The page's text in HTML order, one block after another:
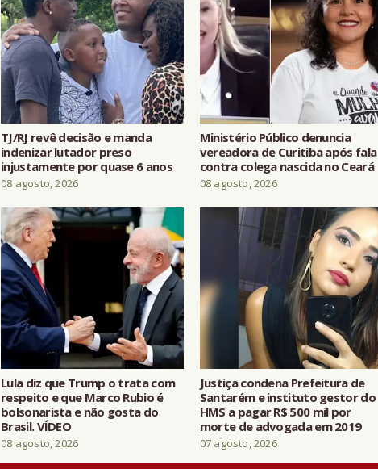
TJ/RJ revê decisão e manda
indenizar lutador preso
injustamente por quase 6 anos
08 agosto, 2026
Ministério Público denuncia
vereadora de Curitiba após fala
contra colega nascida no Ceará
08 agosto, 2026
Lula diz que Trump o trata com
respeito e que Marco Rubio é
bolsonarista e não gosta do
Brasil. VÍDEO
08 agosto, 2026
Justiça condena Prefeitura de
Santarém e instituto gestor do
HMS a pagar R$ 500 mil por
morte de advogada em 2019
07 agosto, 2026